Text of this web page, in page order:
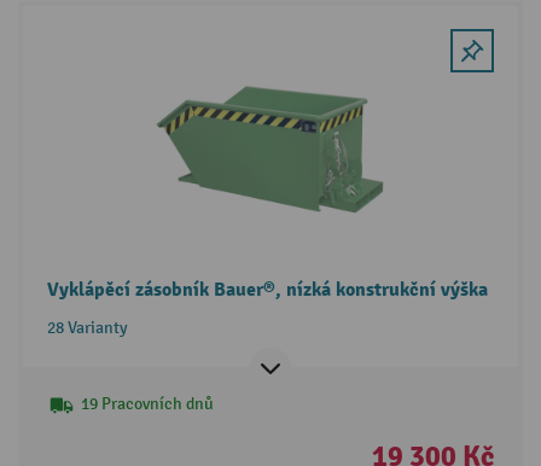
Vyklápěcí zásobník Bauer®, nízká konstrukční výška
28 Varianty
19 Pracovních dnů
19 300 Kč